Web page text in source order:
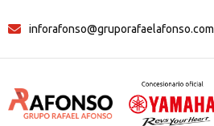
inforafonso@gruporafaelafonso.com